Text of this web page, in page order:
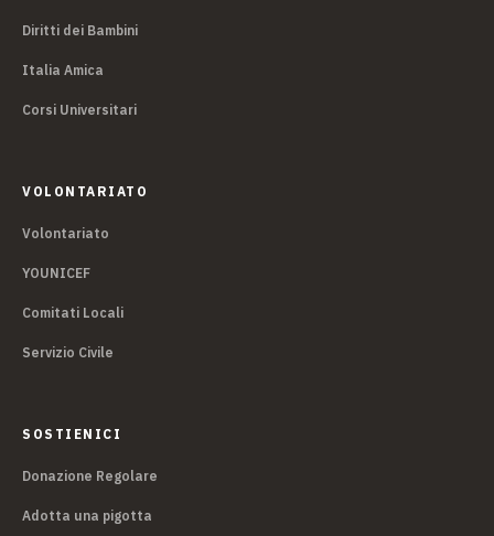
Diritti dei Bambini
Italia Amica
Corsi Universitari
VOLONTARIATO
Volontariato
YOUNICEF
Comitati Locali
Servizio Civile
SOSTIENICI
Donazione Regolare
Adotta una pigotta